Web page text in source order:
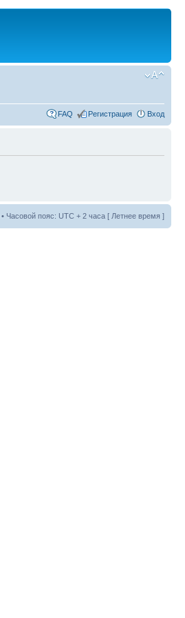
FAQ Регистрация Вход
• Часовой пояс: UTC + 2 часа [ Летнее время ]